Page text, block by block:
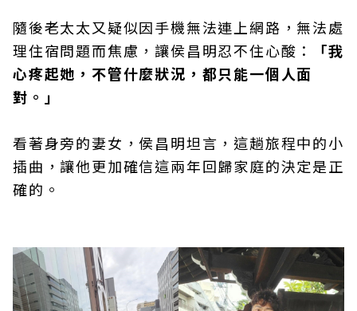
隨後老太太又疑似因手機無法連上網路，無法處
理住宿問題而焦慮，讓侯昌明忍不住心酸：
「我
心疼起她，不管什麼狀況，都只能一個人面
對。」
看著身旁的妻女，侯昌明坦言，這趟旅程中的小
插曲，讓他更加確信這兩年回歸家庭的決定是正
確的。